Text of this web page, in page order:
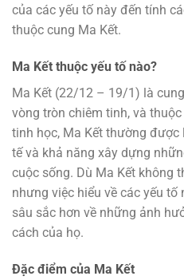
của các yếu tố này đến tính
thuộc cung Ma Kết.
Ma Kết thuộc yếu tố nào?
Ma Kết (22/12 – 19/1) là
vòng tròn chiêm tinh, và
tinh học, Ma Kết thường
tế và khả năng xây dựng
cuộc sống. Dù Ma Kết không
nhưng việc hiểu về các yếu
sâu sắc hơn về những ảnh
cách của họ.
Đặc điểm của Ma Kết